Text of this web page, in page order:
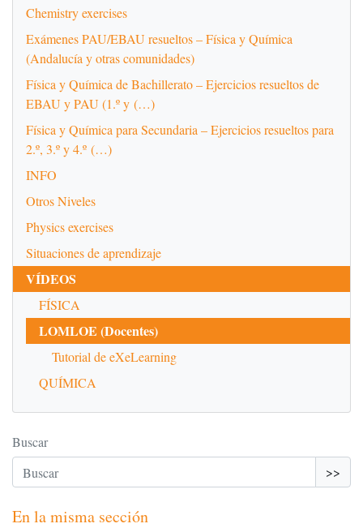
Chemistry exercises
Exámenes PAU/EBAU resueltos – Física y Química
(Andalucía y otras comunidades)
Física y Química de Bachillerato – Ejercicios resueltos de
EBAU y PAU (1.º y (…)
Física y Química para Secundaria – Ejercicios resueltos para
2.º, 3.º y 4.º (…)
INFO
Otros Niveles
Physics exercises
Situaciones de aprendizaje
VÍDEOS
FÍSICA
LOMLOE (Docentes)
Tutorial de eXeLearning
QUÍMICA
Buscar
>>
En la misma sección